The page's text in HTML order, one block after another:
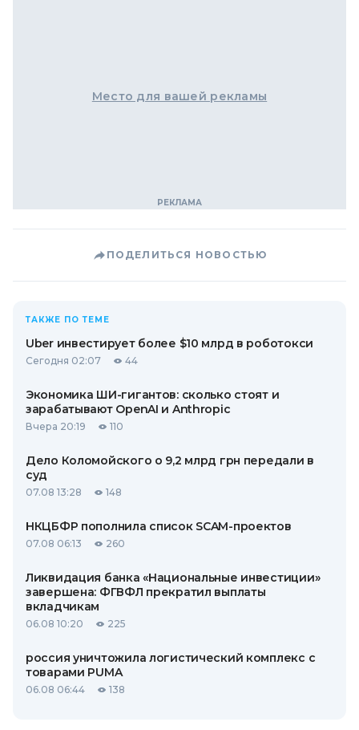
Место для вашей рекламы
ПОДЕЛИТЬСЯ НОВОСТЬЮ
ТАКЖЕ ПО ТЕМЕ
Uber инвестирует более $10 млрд в роботокси
Сегодня 02:07 44
Экономика ШИ-гигантов: сколько стоят и
зарабатывают OpenAI и Anthropic
Вчера 20:19 110
Дело Коломойского о 9,2 млрд грн передали в
суд
07.08 13:28 148
НКЦБФР пополнила список SCAM-проектов
07.08 06:13 260
Ликвидация банка «Национальные инвестиции»
завершена: ФГВФЛ прекратил выплаты
вкладчикам
06.08 10:20 225
россия уничтожила логистический комплекс с
товарами PUMA
06.08 06:44 138